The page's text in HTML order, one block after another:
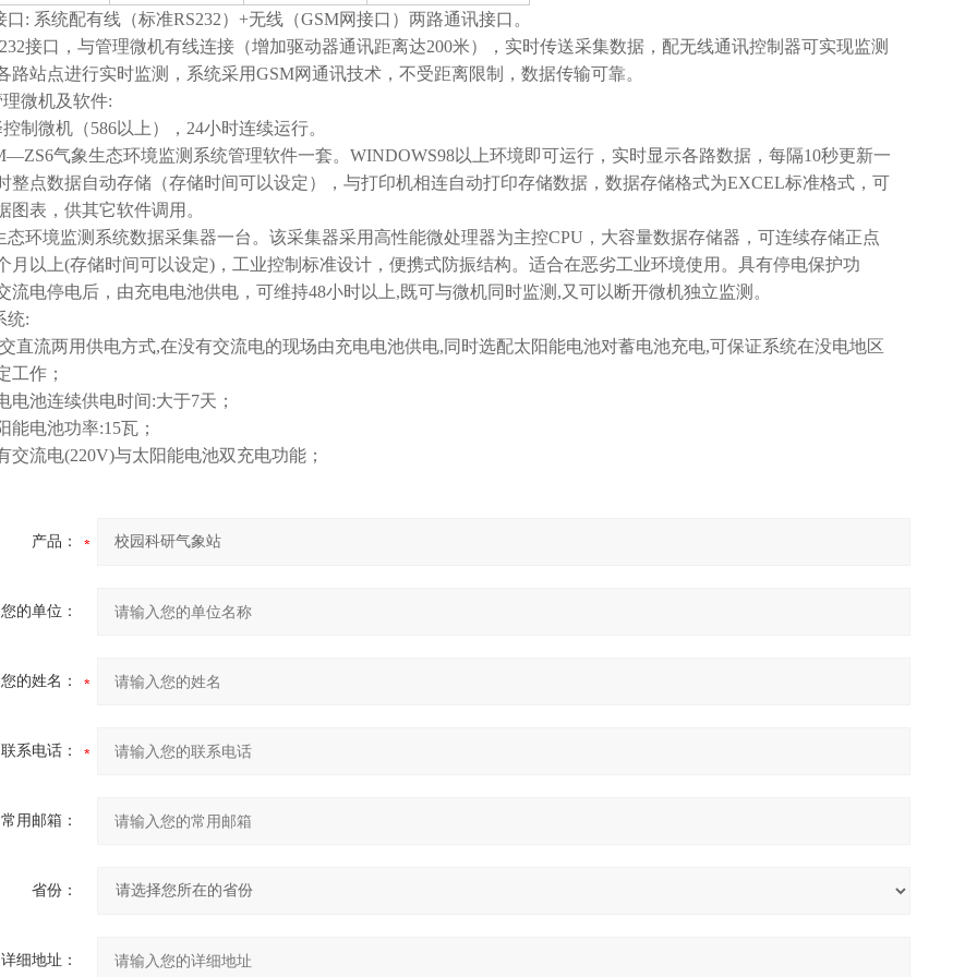
口: 系统配有线（标准RS232）+无线（GSM网接口）两路通讯接口。
接口，与管理微机有线连接（增加驱动器通讯距离达200米），实时传送采集数据 ，配无线通讯控制器可实现监测
路站点进行实时监测，系统采用GSM网通讯技术，不受距离限制，数据传输可靠。
理微机及软件:
控制微机（586以上），24小时连续运行。
6气象生态环境监测系统管理软件一套。WINDOWS98以上环境即可运行，实时显示各路数据，每隔10秒更新一
整点数据自动存储（存储时间可以设定），与打印机相连自动打印存储数据，数据存储格式为EXCEL标准格式， 可
图表， 供其它软件调用。
态环境监测系统数据采集器一台 。该采集器采用高性能微处理器为主控CPU，大容量数据存储器，可连续存储正点
月 以上(存储时间可以设定) ，工业控制标准设计，便携式防振结构。适合在恶劣工业环境使用。具有停电保护功
流电停电后，由充电电池供电，可维持48小时以上,既可与微机同时监测,又可以断开微机独立监测 。
统:
直流两用供电方式,在没有交流电的现场由充电电池供电,同时选配太阳能电池对蓄电池充电,可保证系统在没电地区
工作；
电池连续供电时间:大于7天；
能电池功率:15瓦；
交流电(220V)与太阳能电池双充电功能；
产品：
您的单位：
您的姓名：
联系电话：
常用邮箱：
省份：
详细地址：